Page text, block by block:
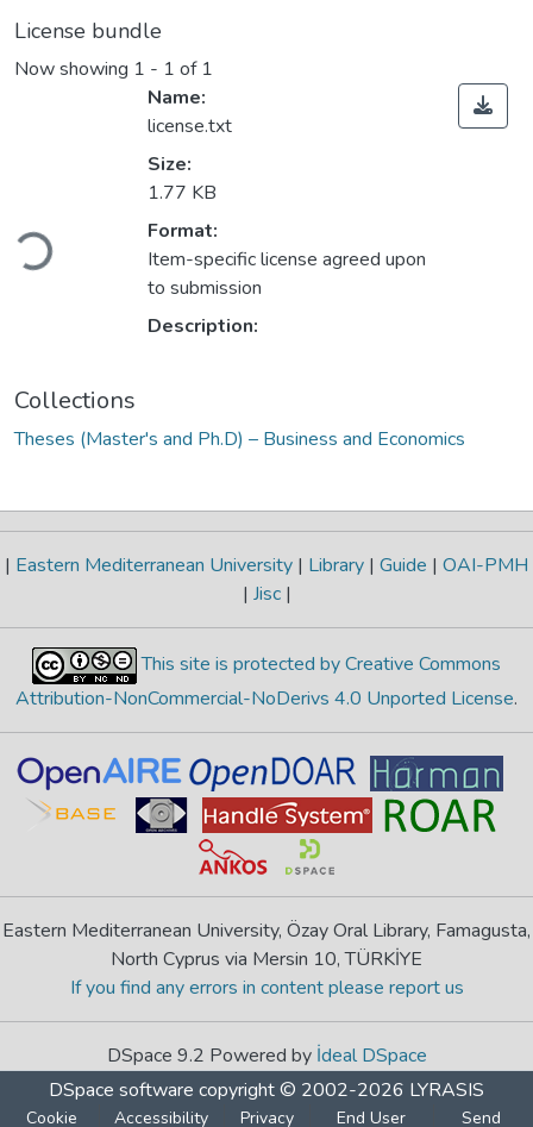
License bundle
Now showing 1 - 1 of 1
Loading...
Name:
license.txt
Size:
1.77 KB
Format:
Item-specific license agreed upon
to submission
Description:
Collections
Theses (Master's and Ph.D) – Business and Economics
| Eastern Mediterranean University | Library | Guide | OAI-PMH
| Jisc |
This site is protected by Creative Commons
Attribution-NonCommercial-NoDerivs 4.0 Unported License.
Eastern Mediterranean University, Özay Oral Library, Famagusta,
North Cyprus via Mersin 10, TÜRKİYE
If you find any errors in content please report us
DSpace 9.2 Powered by İdeal DSpace
DSpace software copyright © 2002-2026 LYRASIS
Cookie Accessibility Privacy End User Send